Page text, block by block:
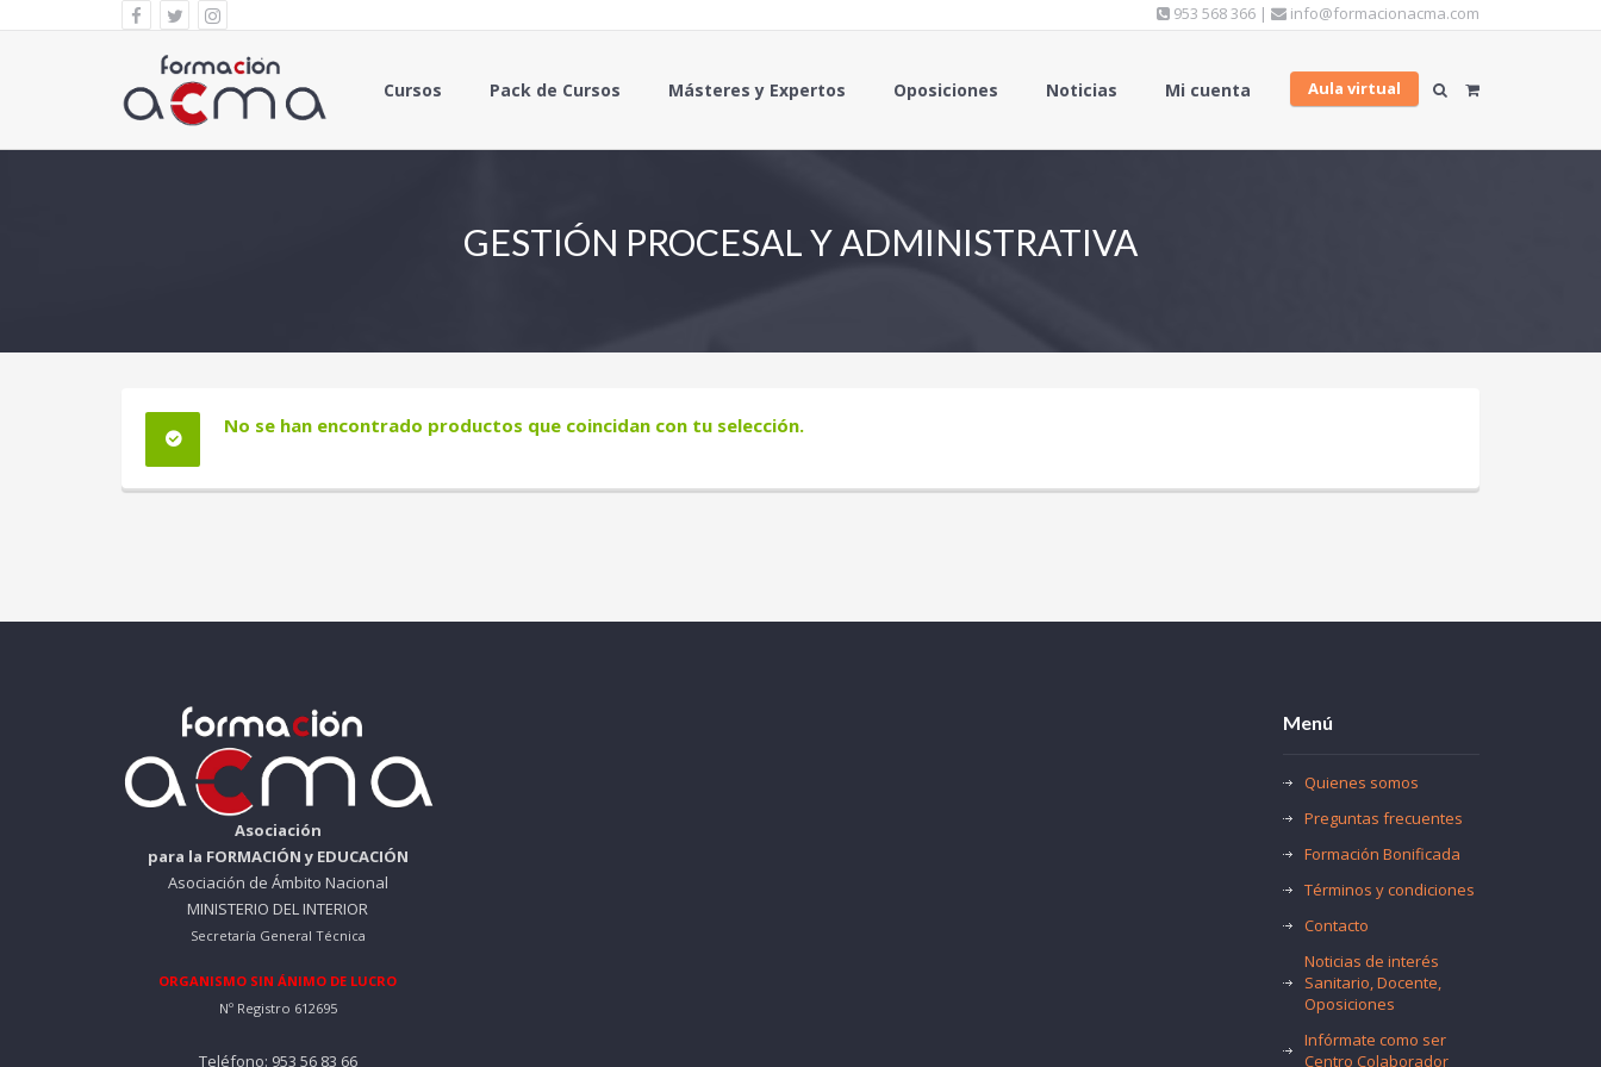
953 568 366 | info@formacionacma.com
Cursos Pack de Cursos Másteres y Expertos Oposiciones Noticias Mi cuenta Aula virtual
GESTIÓN PROCESAL Y ADMINISTRATIVA
No se han encontrado productos que coincidan con tu selección.
Asociación
para la FORMACIÓN y EDUCACIÓN
Asociación de Ámbito Nacional
MINISTERIO DEL INTERIOR
Secretaría General Técnica
ORGANISMO SIN ÁNIMO DE LUCRO
Nº Registro 612695
Teléfono: 953 56 83 66
Menú
Quienes somos
Preguntas frecuentes
Formación Bonificada
Términos y condiciones
Contacto
Noticias de interés
Sanitario, Docente,
Oposiciones
Infórmate como ser
Centro Colaborador